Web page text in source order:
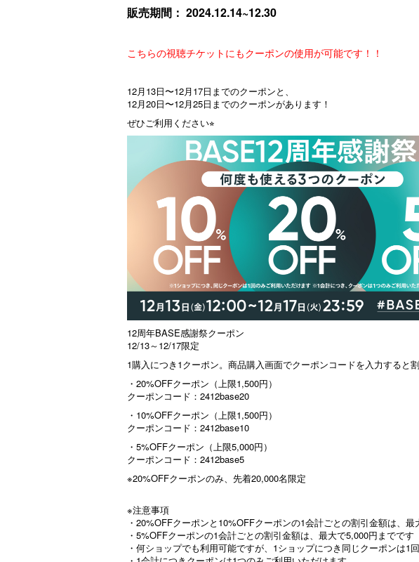
販売期間： 2024.12.14~12.30
こちらの視聴チケットにもクーポンの使用が可能です！！
12月13日〜12月17日までのクーポンと、
12月20日〜12月25日までのクーポンがあります！
ぜひご利用ください⭐︎
12周年BASE感謝祭クーポン
12/13～12/17限定
1購入につき1クーポン。商品購入画面でクーポンコードを入力すると
・20%OFFクーポン（上限1,500円）
クーポンコード：2412base20
・10%OFFクーポン（上限1,500円）
クーポンコード：2412base10
・5%OFFクーポン（上限5,000円）
クーポンコード：2412base5
※20%OFFクーポンのみ、先着20,000名限定
※注意事項
・20%OFFクーポンと10%OFFクーポンの1会計ごとの割引金額は、最
・5%OFFクーポンの1会計ごとの割引金額は、最大で5,000円までです
・何ショップでも利用可能ですが、1ショップにつき同じクーポンは1